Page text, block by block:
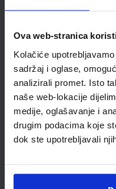
Ova web-stranica
Kolačiće
sadržaj i oglase,
analizirali promet. Isto
naše web-lokacije
medije, oglašavanje i
drugim podacima koje
dok ste upotrebljavali
Omot